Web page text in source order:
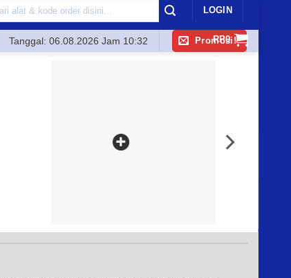
LOGIN
RP0
Tanggal: 06.08.2026 Jam 10:32 Promosi!